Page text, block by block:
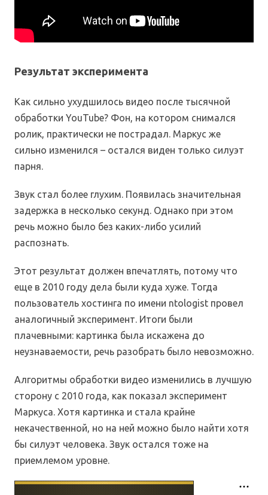
Результат эксперимента
Как сильно ухудшилось видео после тысячной
обработки YouTube? Фон, на котором снимался
ролик, практически не пострадал. Маркус же
сильно изменился – остался виден только силуэт
парня.
Звук стал более глухим. Появилась значительная
задержка в несколько секунд. Однако при этом
речь можно было без каких-либо усилий
распознать.
Этот результат должен впечатлять, потому что
еще в 2010 году дела были куда хуже. Тогда
пользователь хостинга по имени ntologist провел
аналогичный эксперимент. Итоги были
плачевными: картинка была искажена до
неузнаваемости, речь разобрать было невозможно.
Алгоритмы обработки видео изменились в лучшую
сторону с 2010 года, как показал эксперимент
Маркуса. Хотя картинка и стала крайне
некачественной, но на ней можно было найти хотя
бы силуэт человека. Звук остался тоже на
приемлемом уровне.